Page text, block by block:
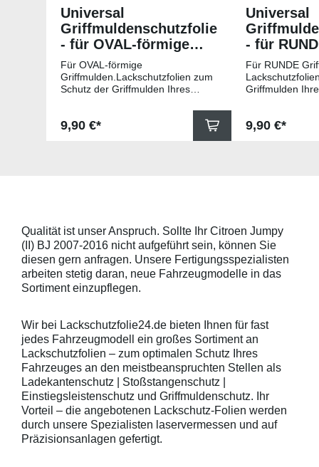
Universal
Griffmuldenschutzfolie
- für OVAL-förmige
Griffmulden
Für OVAL-förmige
Griffmulden.Lackschutzfolien zum
Schutz der Griffmulden Ihres
Schutzfolie gegen Kratzer in den
Griffmulden. Die Pads sind 78mm
beigelegter Anleitung) benetzen,
diese danach auflegen und mittig
anstreichen - anschließend die
Lackschutzfolie mittels Fön
erwärmen und von der Mitte
heraus in alle Richtungen
kontaktieren Sie uns bitte
telefonisch. Lieferumfang
transparente Lackschutzfolie 5
Stück Lackschutzpads für 5
Griffmulden / Griffschalen
Merkmale Spezielle Vinylfolie mit
bestmöglichem Schutz gegen
Kratzer und Abrieb Bestens
geeignet zum Schutz von
Fahrzeugkarosserien gegen
mechanische Einwirkung am
Regulärer Preis:
9,90 €*
Universal
- für
Für RUNDE
Griffmulden
Die Pads sind
Schutzpads
sollten die
Griffmulden
Aussenrändern
Folie mit
beigelegter
diese danach
anstreichen -
Lackschutzfolie
heraus in alle
ausstreichen.
kontaktieren
telefonisch.
Regulärer
9,90 €*
Qualität ist unser Anspruch. Sollte Ihr Citroen Jumpy
(II) BJ 2007-2016 nicht aufgeführt sein, können Sie
diesen gern anfragen. Unsere Fertigungsspezialisten
arbeiten stetig daran, neue Fahrzeugmodelle in das
Sortiment einzupflegen.
Wir bei Lackschutzfolie24.de bieten Ihnen für fast
jedes Fahrzeugmodell ein großes Sortiment an
Lackschutzfolien – zum optimalen Schutz Ihres
Fahrzeuges an den meistbeanspruchten Stellen als
Ladekantenschutz | Stoßstangenschutz |
Einstiegsleistenschutz und Griffmuldenschutz. Ihr
Vorteil – die angebotenen Lackschutz-Folien werden
durch unsere Spezialisten laservermessen und auf
Präzisionsanlagen gefertigt.